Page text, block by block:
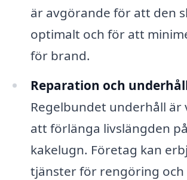
är avgörande för att den
optimalt och för att
för brand.
Reparation och
Regelbundet underhåll
att förlänga livslängden
kakelugn. Företag kan
tjänster för rengöring